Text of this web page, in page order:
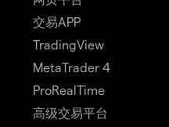
交易APP
TradingView
MetaTrader 4
ProRealTime
高级交易平台